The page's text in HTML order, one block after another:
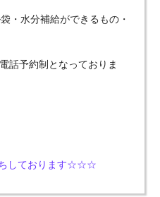
・水分補給ができるもの・
話予約制となっておりま
しております☆☆☆